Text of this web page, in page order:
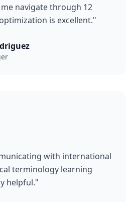
navigate through 12
is excellent."
with international
terminology learning
helpful."